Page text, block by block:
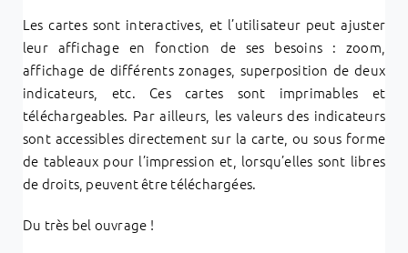
Les cartes sont interactives, et l’utilisateur peut ajuster
leur affichage en fonction de ses besoins : zoom,
affichage de différents zonages, superposition de deux
indicateurs, etc. Ces cartes sont imprimables et
téléchargeables. Par ailleurs, les valeurs des indicateurs
sont accessibles directement sur la carte, ou sous forme
de tableaux pour l’impression et, lorsqu’elles sont libres
de droits, peuvent être téléchargées.
Du très bel ouvrage !